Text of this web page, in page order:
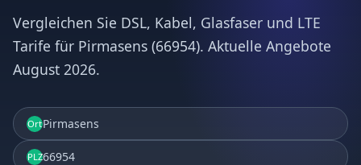
Vergleichen Sie DSL, Kabel, Glasfaser und LTE
Tarife für Pirmasens (66954). Aktuelle Angebote
August 2026.
OrtPirmasens
PLZ66954